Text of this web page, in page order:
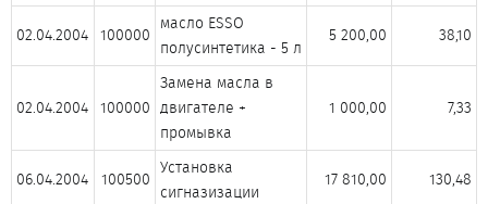
02.04.2004​ 100000​
масло ESSO
полусинтетика - 5 л​
5 200,00​ 38,10​
02.04.2004​ 100000​
Замена масла в
двигателе +
промывка​
1 000,00​ 7,33​
06.04.2004​ 100500​
Установка
сигназизации​
17 810,00​ 130,48​